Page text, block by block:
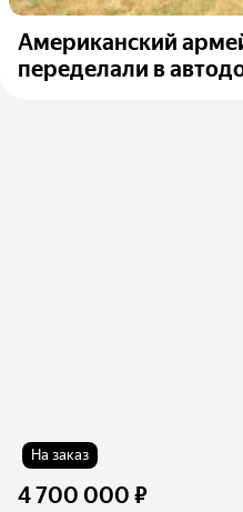
Американский
переделали в
На заказ
4 700 000 ₽